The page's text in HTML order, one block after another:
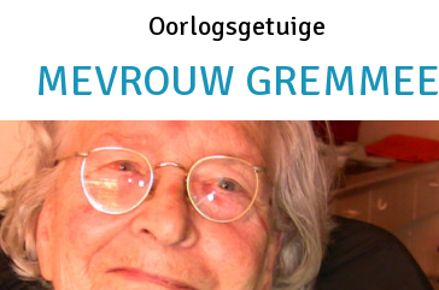
Oorlogsgetuige
MEVROUW GREMMEE